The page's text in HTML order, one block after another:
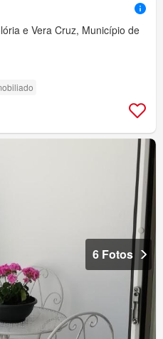
e Vera Cruz, Município de
6 Fotos